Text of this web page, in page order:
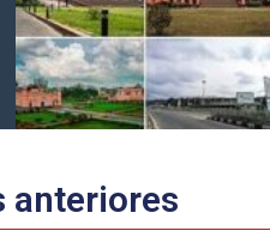
anteriores